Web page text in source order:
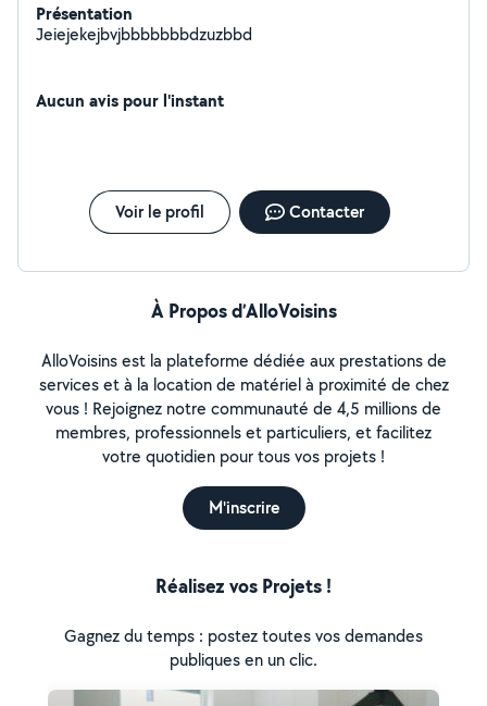
Présentation
Jeiejekejbvjbbbbbbbdzuzbbd
Aucun avis pour l'instant
Voir le profil Contacter
À Propos d’AlloVoisins
AlloVoisins est la plateforme dédiée aux prestations de
services et à la location de matériel à proximité de chez
vous ! Rejoignez notre communauté de 4,5 millions de
membres, professionnels et particuliers, et facilitez
votre quotidien pour tous vos projets !
M'inscrire
Réalisez vos Projets !
Gagnez du temps : postez toutes vos demandes
publiques en un clic.